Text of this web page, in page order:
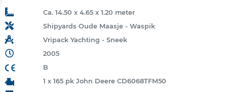
Ca. 14.50 x 4.65 x 1.20 meter
Shipyards Oude Maasje - Waspik
Vripack Yachting - Sneek
2005
B
1 x 165 pk John Deere CD6068TFM50